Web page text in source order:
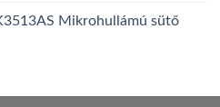
Mikrohullámú sütő